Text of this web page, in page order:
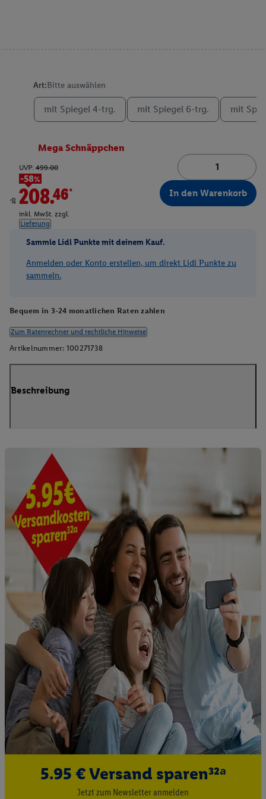
Art:Bitte auswählen
mit Spiegel 4-trg. mit Spiegel 6-trg. mit
Mega Schnäppchen
ab
UVP: 499.00
-58%
208.46*
inkl. MwSt. zzgl.
Lieferung
In den Warenkorb
Sammle Lidl Punkte mit deinem Kauf.
Anmelden oder Konto erstellen, um direkt Lidl Punkte zu
sammeln.
Bequem in 3-24 monatlichen Raten zahlen
Zum Ratenrechner und rechtliche Hinweise
Artikelnummer: 100271738
Beschreibung
5.95 € Versand sparen³²ᵃ
Jetzt zum Newsletter anmelden